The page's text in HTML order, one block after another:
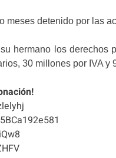
meses detenido por las
hermano los derechos
30 millones por IVA y